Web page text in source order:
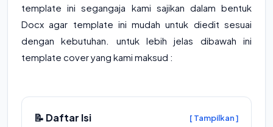
template ini segangaja kami sajikan dalam bentuk
Docx agar template ini mudah untuk diedit sesuai
dengan kebutuhan. untuk lebih jelas dibawah ini
template cover yang kami maksud :
📝 Daftar Isi [ Tampilkan ]